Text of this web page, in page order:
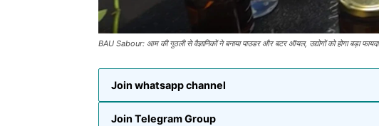
BAU Sabour: आम की गुठली से वैज्ञानिकों ने बनाया पाउडर और बटर ऑयल, उद्योगों को होगा बड़ा फायदा
Join whatsapp channel
Join Telegram Group